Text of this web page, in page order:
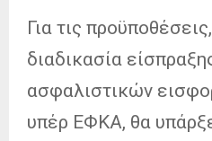
Για τις
διαδικασία
ασφαλιστικών
υπέρ ΕΦΚΑ, θα